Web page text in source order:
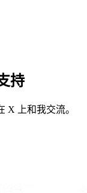
持
X 上和我交流。